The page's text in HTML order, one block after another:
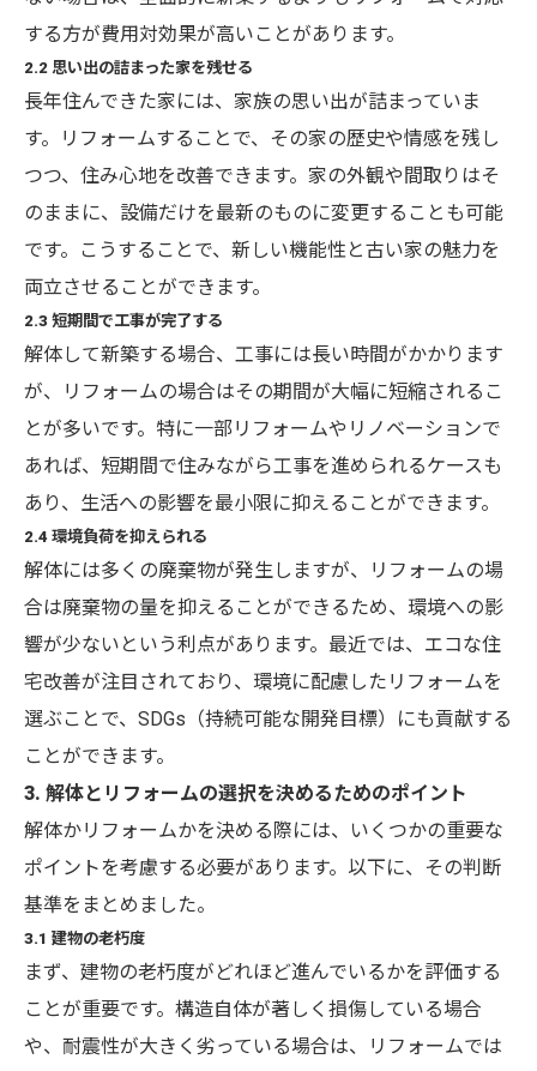
する方が費用対効果が高いことがあります。
2.2 思い出の詰まった家を残せる
長年住んできた家には、家族の思い出が詰まっていま
す。リフォームすることで、その家の歴史や情感を残し
つつ、住み心地を改善できます。家の外観や間取りはそ
のままに、設備だけを最新のものに変更することも可能
です。こうすることで、新しい機能性と古い家の魅力を
両立させることができます。
2.3 短期間で工事が完了する
解体して新築する場合、工事には長い時間がかかります
が、リフォームの場合はその期間が大幅に短縮されるこ
とが多いです。特に一部リフォームやリノベーションで
あれば、短期間で住みながら工事を進められるケースも
あり、生活への影響を最小限に抑えることができます。
2.4 環境負荷を抑えられる
解体には多くの廃棄物が発生しますが、リフォームの場
合は廃棄物の量を抑えることができるため、環境への影
響が少ないという利点があります。最近では、エコな住
宅改善が注目されており、環境に配慮したリフォームを
選ぶことで、SDGs（持続可能な開発目標）にも貢献する
ことができます。
3. 解体とリフォームの選択を決めるためのポイント
解体かリフォームかを決める際には、いくつかの重要な
ポイントを考慮する必要があります。以下に、その判断
基準をまとめました。
3.1 建物の老朽度
まず、建物の老朽度がどれほど進んでいるかを評価する
ことが重要です。構造自体が著しく損傷している場合
や、耐震性が大きく劣っている場合は、リフォームでは